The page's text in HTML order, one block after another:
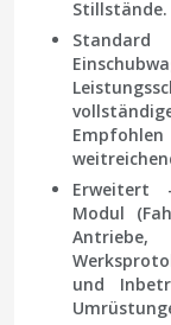
Stillstände.
Standard
Erweitert
Modul
Antriebe,
und